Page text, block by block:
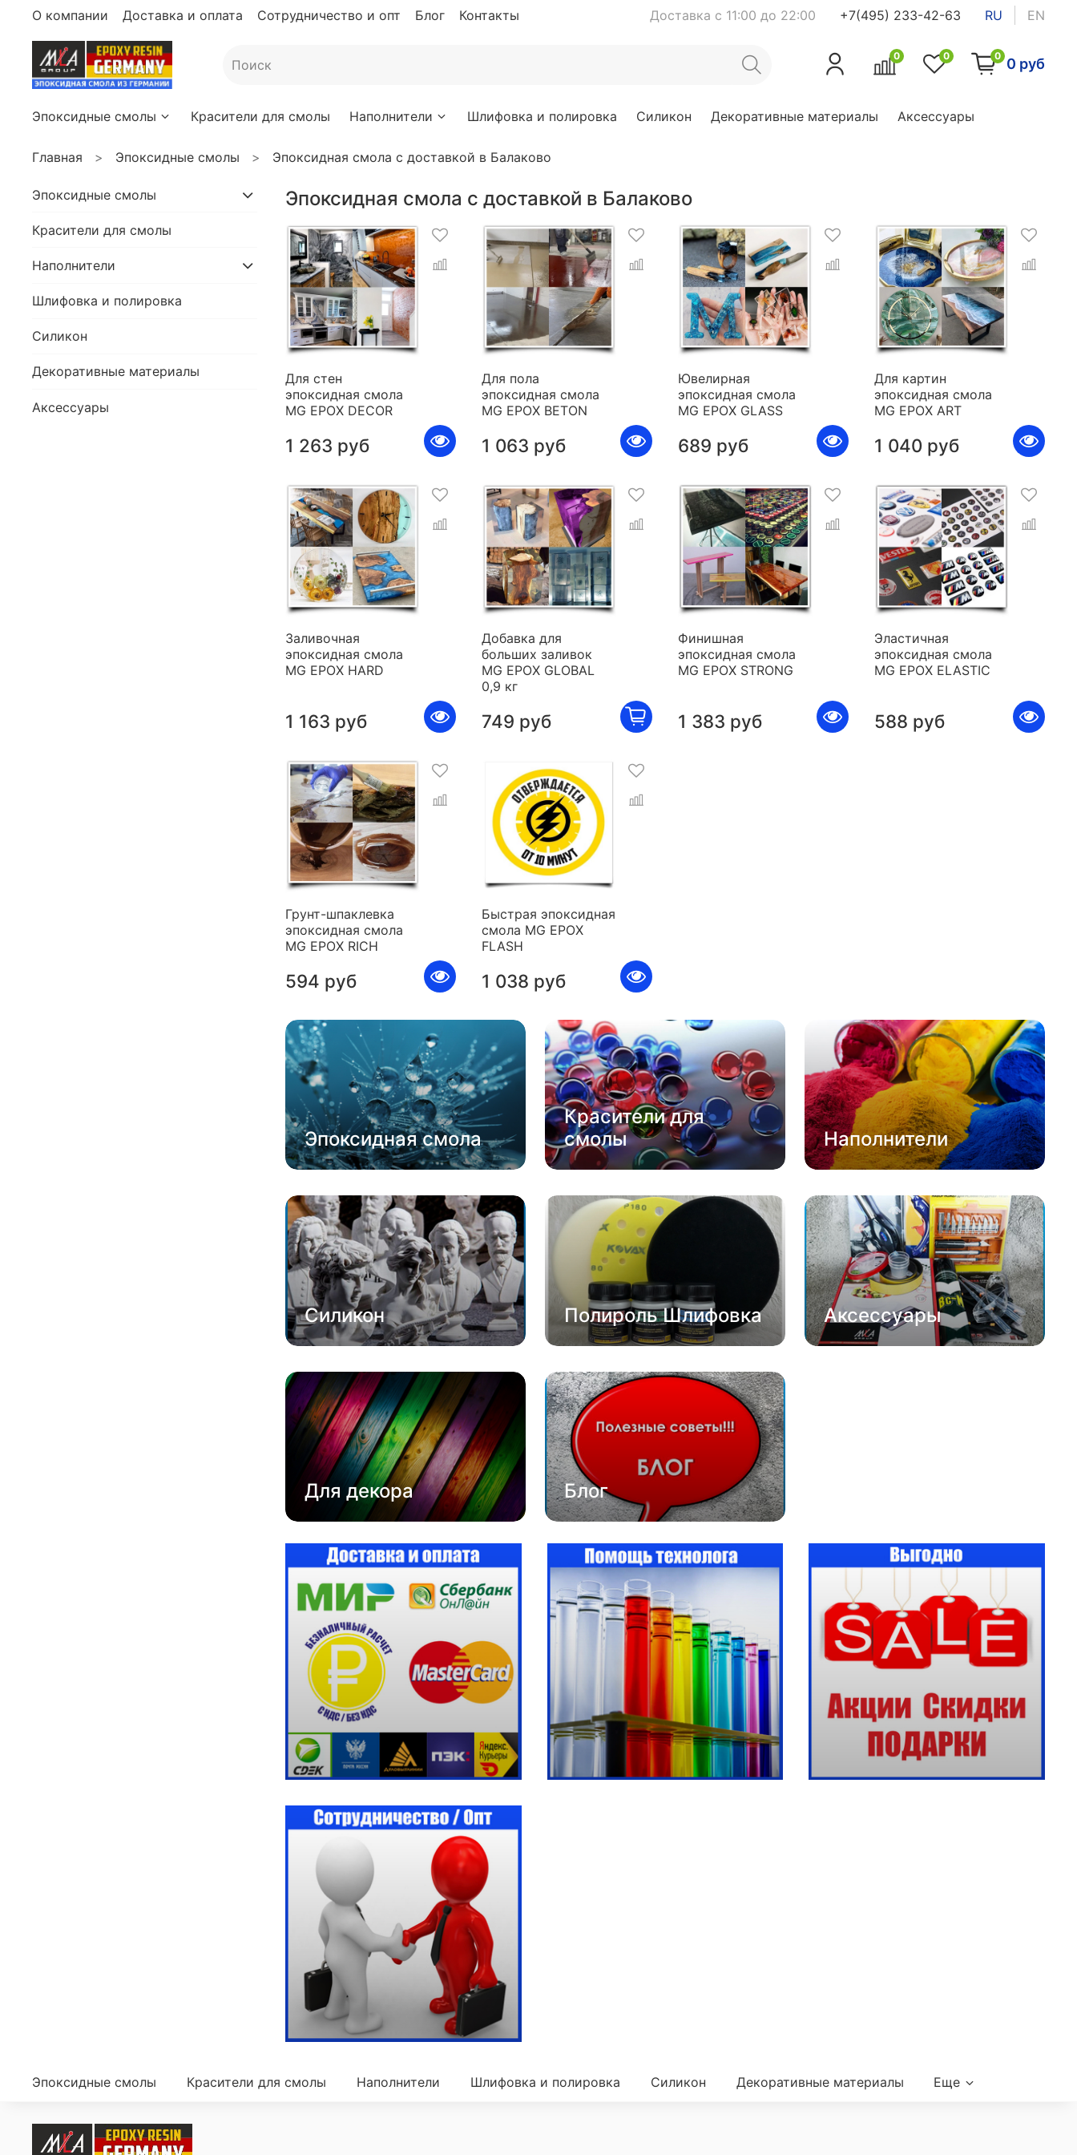
О компании Доставка и оплата Сотрудничество и опт Блог Контакты Доставка с 11:00 до 22:00 +7(495) 233-42-63 RU EN
0 0 0 0 руб
Эпоксидные смолы Красители для смолы Наполнители Шлифовка и полировка Силикон Декоративные материалы Аксессуары
Главная Эпоксидные смолы Эпоксидная смола с доставкой в Балаково
Эпоксидная смола с доставкой в Балаково
Для стен
эпоксидная смола
MG EPOX DECOR
1 263 руб
Для пола
эпоксидная смола
MG EPOX BETON
1 063 руб
Ювелирная
эпоксидная смола
MG EPOX GLASS
689 руб
Для картин
эпоксидная смола
MG EPOX ART
1 040 руб
Заливочная
эпоксидная смола
MG EPOX HARD
1 163 руб
Добавка для
больших заливок
MG EPOX GLOBAL
0,9 кг
749 руб
Финишная
эпоксидная смола
MG EPOX STRONG
1 383 руб
Эластичная
эпоксидная смола
MG EPOX ELASTIC
588 руб
Грунт-шпаклевка
эпоксидная смола
MG EPOX RICH
594 руб
Быстрая эпоксидная
смола MG EPOX
FLASH
1 038 руб
Эпоксидная смола
Красители для
смолы
Наполнители
Силикон Полироль Шлифовка Аксессуары
Для декора Блог
Эпоксидные смолы
Красители для смолы
Наполнители
Шлифовка и полировка
Силикон
Декоративные материалы
Аксессуары
Эпоксидные смолы Красители для смолы Наполнители Шлифовка и полировка Силикон Декоративные материалы Еще